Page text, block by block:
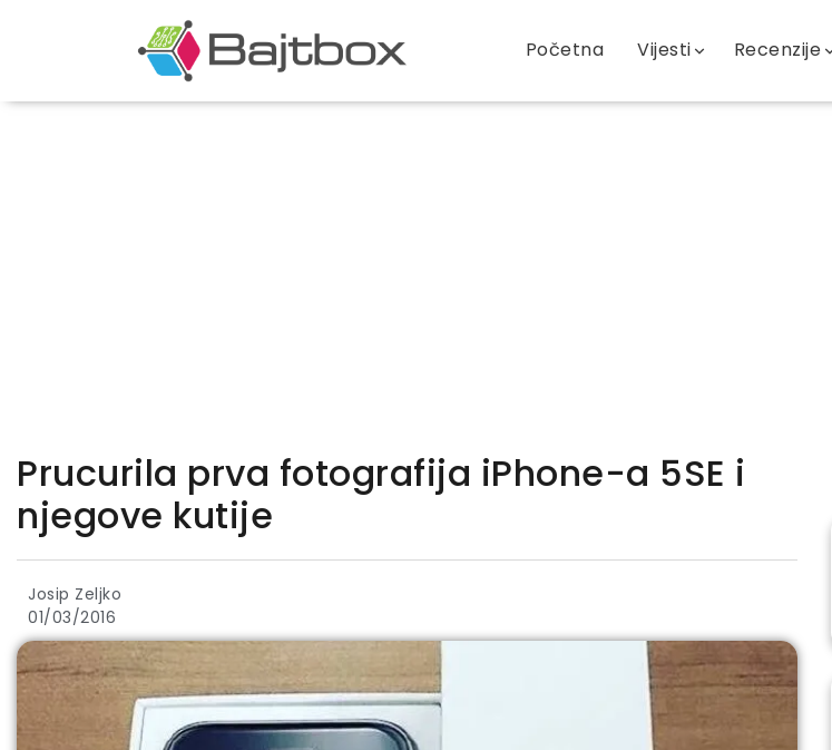
Početna Vijesti Recenzije
Prucurila prva fotografija iPhone-a 5SE i
njegove kutije
Josip Zeljko
01/03/2016